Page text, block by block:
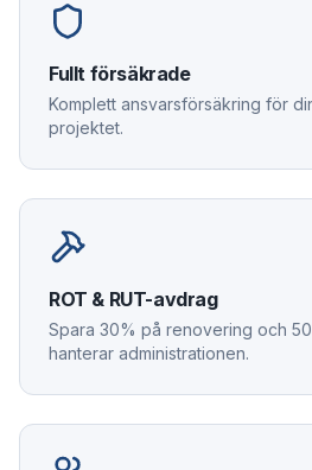
Fullt försäkrade
Komplett ansvarsförsäkring för
projektet.
ROT & RUT-avdrag
Spara 30% på renovering och
hanterar administrationen.